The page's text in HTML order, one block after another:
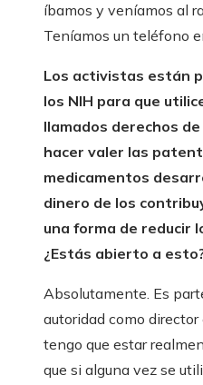
íbamos y veníamos al
Teníamos un teléfono
Los activistas están
los NIH para que
llamados derechos
hacer valer las
medicamentos
dinero de los
una forma de reducir
¿Estás abierto a
Absolutamente. Es
autoridad como director
tengo que estar
que si alguna vez se